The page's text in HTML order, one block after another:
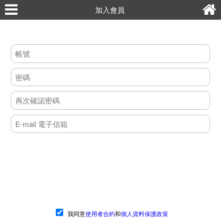
加入會員
我同意使用者合約和個人資料保護政策